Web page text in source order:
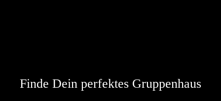
Finde Dein perfektes Gruppenhaus